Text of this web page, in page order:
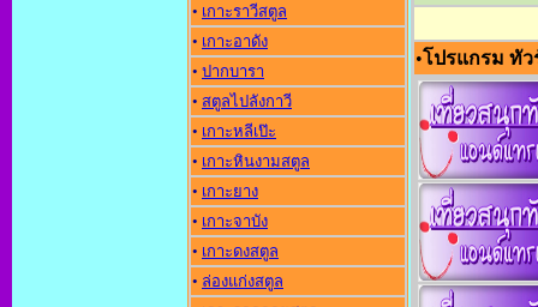
• เกาะราวีสตูล
• เกาะอาดัง
• ปากบารา
• สตูลไปลังกาวี
• เกาะหลีเป๊ะ
• เกาะหินงามสตูล
• เกาะยาง
• เกาะจาบัง
• เกาะดงสตูล
• ล่องแก่งสตูล
•โปรแกรม ทัว